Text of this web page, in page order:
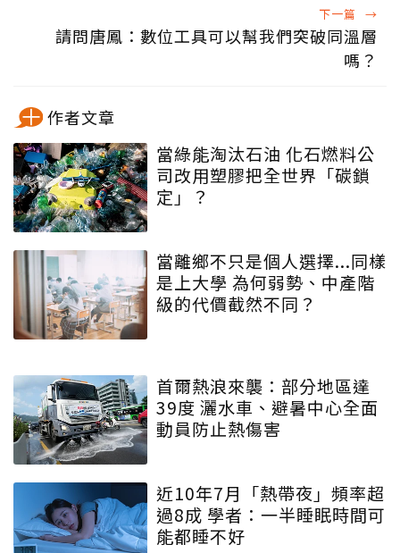
下一篇 →
請問唐鳳：數位工具可以幫我們突破同溫層
嗎？
作者文章
當綠能淘汰石油 化石燃料公
司改用塑膠把全世界「碳鎖
定」？
當離鄉不只是個人選擇...同樣
是上大學 為何弱勢、中產階
級的代價截然不同？
首爾熱浪來襲：部分地區達
39度 灑水車、避暑中心全面
動員防止熱傷害
近10年7月「熱帶夜」頻率超
過8成 學者：一半睡眠時間可
能都睡不好